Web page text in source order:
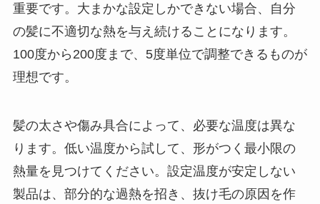
重要です。大まかな設定しかできない場合、自分
の髪に不適切な熱を与え続けることになります。
100度から200度まで、5度単位で調整できるものが
理想です。
髪の太さや傷み具合によって、必要な温度は異な
ります。低い温度から試して、形がつく最小限の
熱量を見つけてください。設定温度が安定しない
製品は、部分的な過熱を招き、抜け毛の原因を作